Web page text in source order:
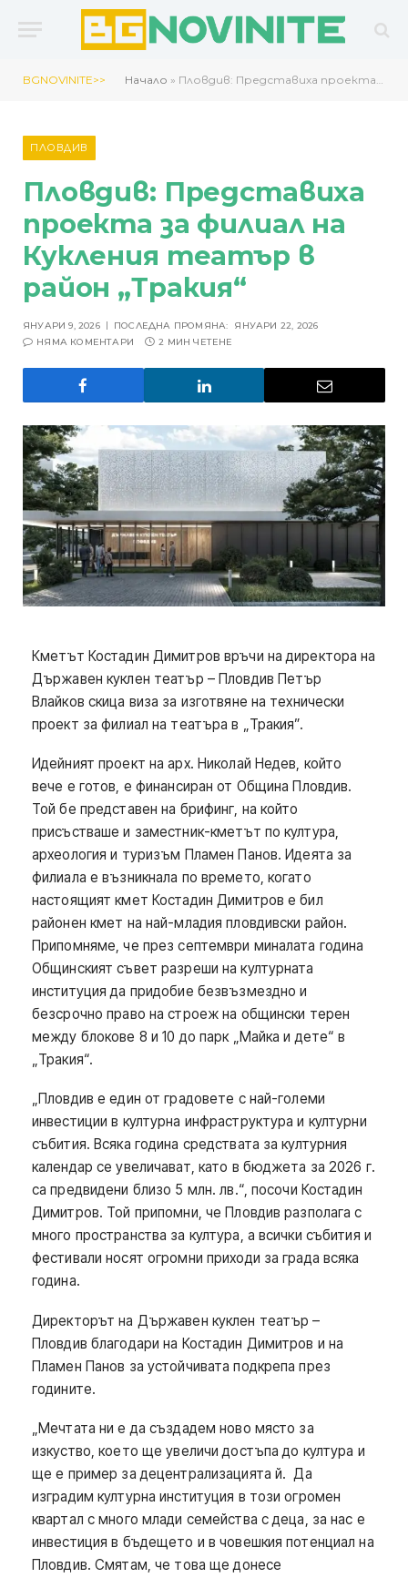
BGNOVINITE>> Начало » Пловдив: Представиха проекта за филиал на Кукления театър в район „Тракия“
ПЛОВДИВ
Пловдив: Представиха
проекта за филиал на
Кукления театър в
район „Тракия“
ЯНУАРИ 9, 2026 ПОСЛЕДНА ПРОМЯНА:
ЯНУАРИ 22, 2026
НЯМА КОМЕНТАРИ
2 МИН ЧЕТЕНЕ
Кметът Костадин Димитров връчи на директора на
Държавен куклен театър – Пловдив Петър
Влайков скица виза за изготвяне на технически
проект за филиал на театъра в „Тракия”.
Идейният проект на арх. Николай Недев, който
вече е готов, е финансиран от Община Пловдив.
Той бе представен на брифинг, на който
присъстваше и заместник-кметът по култура,
археология и туризъм Пламен Панов. Идеята за
филиала е възникнала по времето, когато
настоящият кмет Костадин Димитров е бил
районен кмет на най-младия пловдивски район.
Припомняме, че през септември миналата година
Общинският съвет разреши на културната
институция да придобие безвъзмездно и
безсрочно право на строеж на общински терен
между блокове 8 и 10 до парк „Майка и дете“ в
„Тракия“.
„Пловдив е един от градовете с най-големи
инвестиции в културна инфраструктура и културни
събития. Всяка година средствата за културния
календар се увеличават, като в бюджета за 2026 г.
са предвидени близо 5 млн. лв.“, посочи Костадин
Димитров. Той припомни, че Пловдив разполага с
много пространства за култура, а всички събития и
фестивали носят огромни приходи за града всяка
година.
Директорът на Държавен куклен театър –
Пловдив благодари на Костадин Димитров и на
Пламен Панов за устойчивата подкрепа през
годините.
„Мечтата ни е да създадем ново място за
изкуство, което ще увеличи достъпа до култура и
ще е пример за децентрализацията й. Да
изградим културна институция в този огромен
квартал с много млади семейства с деца, за нас е
инвестиция в бъдещето и в човешкия потенциал на
Пловдив. Смятам, че това ще донесе